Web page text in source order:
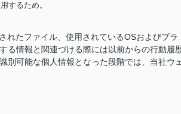
するため。
れたファイル、使用されているOSおよびブラ
る情報と関連づける際には以前からの行動履
別可能な個人情報となった段階では、当社ウェ